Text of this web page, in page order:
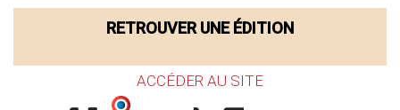
RETROUVER UNE ÉDITION
ACCÉDER AU SITE